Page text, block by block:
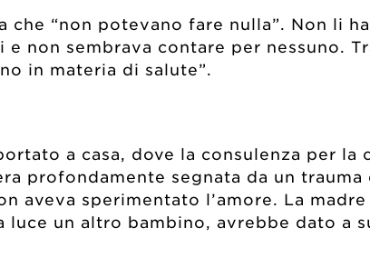
che “non potevano fare nulla”. Non li
non sembrava contare per nessuno.
in materia di salute”.
a casa, dove la consulenza per la
profondamente segnata da un
aveva sperimentato l’amore. La
luce un altro bambino, avrebbe dato a